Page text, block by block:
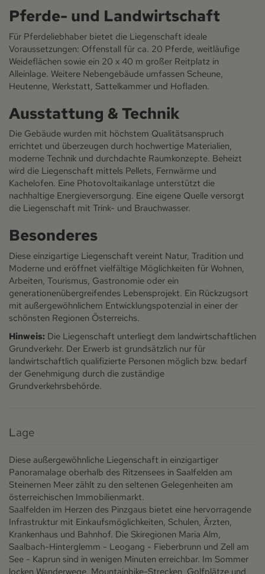
Pferde- und Landwirtschaft
Für Pferdeliebhaber bietet die Liegenschaft ideale
Voraussetzungen: Offenstall für ca. 20 Pferde, weitläufige
Weideflächen sowie ein 20 x 40 m großer Reitplatz in
Alleinlage. Weitere Nebengebäude umfassen Scheune,
Heutenne, Werkstatt, Sattelkammer und Hofladen.
Ausstattung & Technik
Die Gebäude wurden mit höchstem Qualitätsanspruch
errichtet und überzeugen durch hochwertige Materialien,
moderne Technik und durchdachte Raumkonzepte. Beheizt
wird die Liegenschaft mittels Pellets, Fernwärme und
Kachelofen. Eine Photovoltaikanlage unterstützt die
nachhaltige Energieversorgung. Eine eigene Quelle versorgt
die Liegenschaft mit Trink- und Brauchwasser.
Besonderes
Diese einzigartige Liegenschaft vereint Natur, Tradition und
Moderne und eröffnet vielfältige Möglichkeiten für Wohnen,
Arbeiten, Tourismus, Gastronomie oder ein
generationenübergreifendes Lebensprojekt. Ein Rückzugsort
mit außergewöhnlichem Entwicklungspotenzial in einer der
schönsten Regionen Österreichs.
Hinweis: Die Liegenschaft unterliegt dem landwirtschaftlichen
Grundverkehr. Der Erwerb ist grundsätzlich nur für
landwirtschaftlich qualifizierte Personen möglich bzw. bedarf
der Genehmigung durch die zuständige
Grundverkehrsbehörde.
Lage
Diese außergewöhnliche Liegenschaft in einzigartiger
Panoramalage oberhalb des Ritzensees in Saalfelden am
Steinernen Meer zählt zu den seltenen Gelegenheiten am
österreichischen Immobilienmarkt.
Saalfelden im Herzen des Pinzgaus bietet eine hervorragende
Infrastruktur mit Einkaufsmöglichkeiten, Schulen, Ärzten,
Krankenhaus und Bahnhof. Die Skiregionen Maria Alm,
Saalbach-Hinterglemm - Leogang - Fieberbrunn und Zell am
See - Kaprun sind in wenigen Minuten erreichbar. Im Sommer
locken Wanderwege, Mountainbike-Strecken, Golfplätze und